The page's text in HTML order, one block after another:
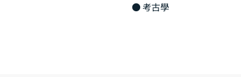
● 考古學